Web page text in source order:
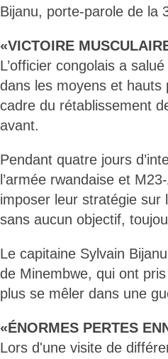
Bijanu, porte-parole de la
«VICTOIRE
L’officier congolais a
dans les moyens et hauts
cadre du rétablissement
avant.
Pendant quatre jours
l’armée rwandaise et
imposer leur stratégie sur
sans aucun objectif,
Le capitaine Sylvain
de Minembwe, qui ont
plus se mêler dans une
«ÉNORMES PERTES
Lors d'une visite de